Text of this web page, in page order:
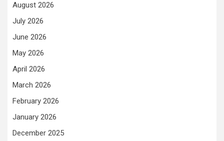
August 2026
July 2026
June 2026
May 2026
April 2026
March 2026
February 2026
January 2026
December 2025